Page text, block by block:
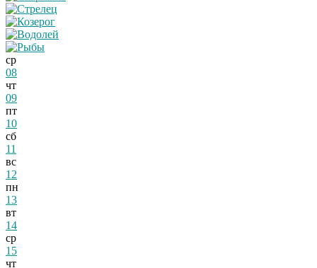
ср
08
чт
09
пт
10
сб
11
вс
12
пн
13
вт
14
ср
15
чт